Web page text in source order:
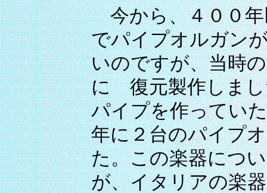
今から、４００
でパイプオルガン
いのですが、当時
に 復元製作しまし
パイプを作ってい
年に２台のパイプ
た。この楽器につ
が、イタリアの楽